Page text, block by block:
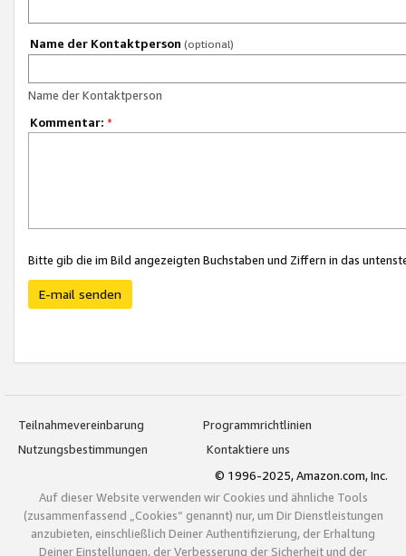
Name der Kontaktperson (optional)
Name der Kontaktperson
Kommentar: *
Bitte gib die im Bild angezeigten Buchstaben und Ziffern in das
E-mail senden
Teilnahmevereinbarung
Programmrichtlinien
Nutzungsbestimmungen
Kontaktiere uns
© 1996-2025, Amazon.com, Inc.
Auf dieser Website verwenden wir Cookies und ähnliche Tools
(zusammenfassend „Cookies“ genannt) nur, um Dir Dienstleistungen
anzubieten, einschließlich Deiner Authentifizierung, der Erhaltung
Deiner Einstellungen, der Verbesserung der Sicherheit und der